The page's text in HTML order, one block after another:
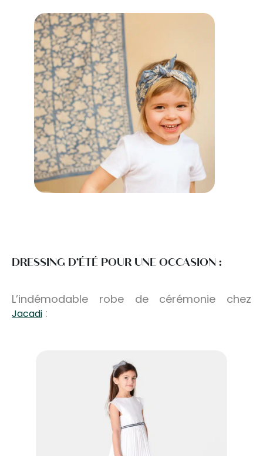
DRESSING D’ÉTÉ POUR UNE OCCASION :
L’indémodable robe de cérémonie chez
Jacadi :